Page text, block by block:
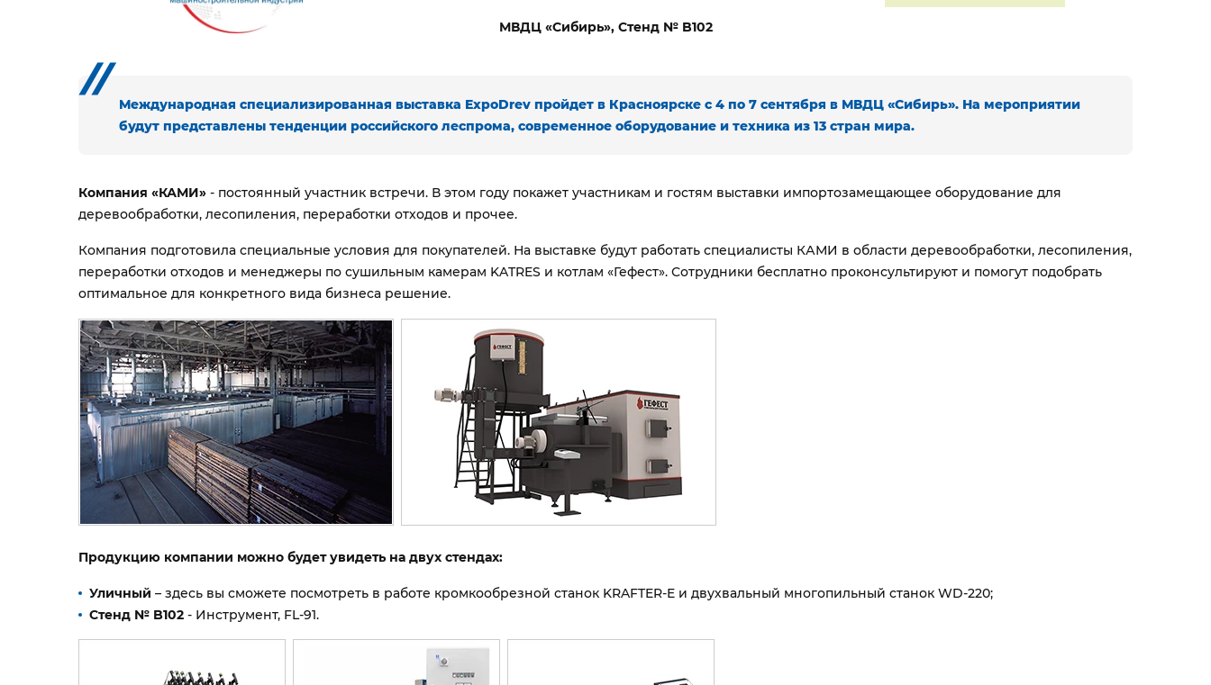
МВДЦ «Сибирь», Стенд № B102
Международная специализированная выставка ExpoDrev пройдет в Красноярске с 4 по 7 сентября в МВДЦ «Сибирь». На мероприятии
будут представлены тенденции российского леспрома, современное оборудование и техника из 13 стран мира.
Компания «КАМИ» - постоянный участник встречи. В этом году покажет участникам и гостям выставки импортозамещающее оборудование для
деревообработки, лесопиления, переработки отходов и прочее.
Компания подготовила специальные условия для покупателей. На выставке будут работать специалисты КАМИ в области деревообработки, лесопиления,
переработки отходов и менеджеры по сушильным камерам KATRES и котлам «Гефест». Сотрудники бесплатно проконсультируют и помогут подобрать
оптимальное для конкретного вида бизнеса решение.
Продукцию компании можно будет увидеть на двух стендах:
Уличный – здесь вы сможете посмотреть в работе кромкообрезной станок KRAFTER-E и двухвальный многопильный станок WD-220;
Стенд № B102 - Инструмент, FL-91.